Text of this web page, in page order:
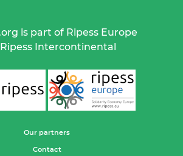
is part of Ripess Europe
Intercontinental
Our partners
Contact